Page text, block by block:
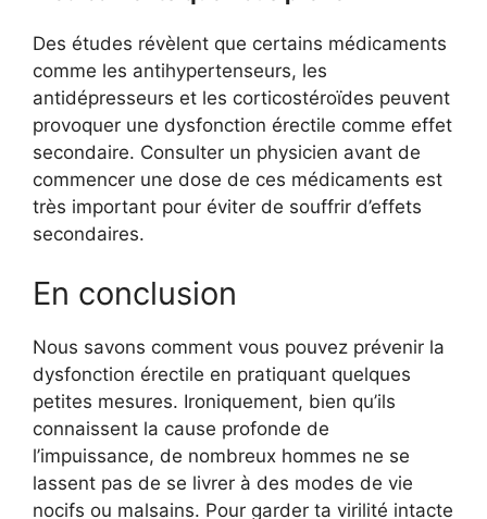
Des études révèlent que certains médicaments
comme les antihypertenseurs, les
antidépresseurs et les corticostéroïdes peuvent
provoquer une dysfonction érectile comme effet
secondaire. Consulter un physicien avant de
commencer une dose de ces médicaments est
très important pour éviter de souffrir d’effets
secondaires.
En conclusion
Nous savons comment vous pouvez prévenir la
dysfonction érectile en pratiquant quelques
petites mesures. Ironiquement, bien qu’ils
connaissent la cause profonde de
l’impuissance, de nombreux hommes ne se
lassent pas de se livrer à des modes de vie
nocifs ou malsains. Pour garder ta virilité intacte